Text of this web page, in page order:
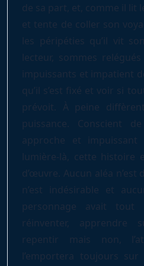
de sa part, et, comme il lit
et tente de coller son
les péripéties qu’il vit
lecteur, sommes
impuissants et impatient
qu’il s’est fixé et voir si
prévoit. À peine
puissance. Conscient
approche et
lumière-là, cette
d’œuvre. Aucun aléa
n’est indésirable et
personnage avait tout
réinventer,
repentir mais non,
l’emportera toujours sur